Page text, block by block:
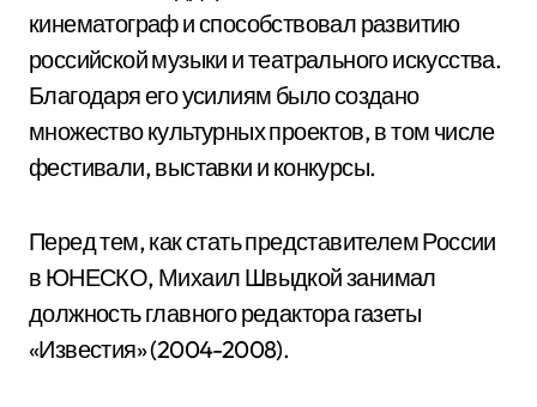
кинематограф и способствовал развитию
российской музыки и театрального искусства.
Благодаря его усилиям было создано
множество культурных проектов, в том числе
фестивали, выставки и конкурсы.
Перед тем, как стать представителем России
в ЮНЕСКО, Михаил Швыдкой занимал
должность главного редактора газеты
«Известия» (2004-2008).